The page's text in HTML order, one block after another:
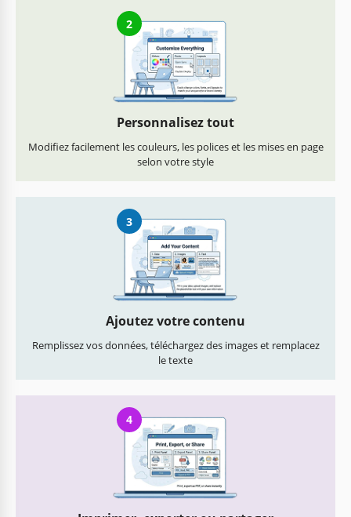
2
Personnalisez tout
Modifiez facilement les couleurs, les polices et les mises en page
selon votre style
3
Ajoutez votre contenu
Remplissez vos données, téléchargez des images et remplacez
le texte
4